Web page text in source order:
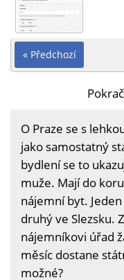
« Předchozí
O Praze se s
jako samostatný
bydlení se to
muže. Mají do
nájemní byt.
druhý ve Slezsku.
nájemníkovi úřad
měsíc dostane
možné?